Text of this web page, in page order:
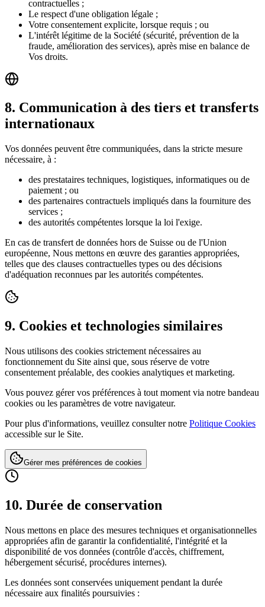
contractuelles ;
Le respect d'une obligation légale ;
Votre consentement explicite, lorsque requis ; ou
L'intérêt légitime de la Société (sécurité, prévention de la
fraude, amélioration des services), après mise en balance de
Vos droits.
8. Communication à des tiers et transferts
internationaux
Vos données peuvent être communiquées, dans la stricte mesure
nécessaire, à :
des prestataires techniques, logistiques, informatiques ou de
paiement ; ou
des partenaires contractuels impliqués dans la fourniture des
services ;
des autorités compétentes lorsque la loi l'exige.
En cas de transfert de données hors de Suisse ou de l'Union
européenne, Nous mettons en œuvre des garanties appropriées,
telles que des clauses contractuelles types ou des décisions
d'adéquation reconnues par les autorités compétentes.
9. Cookies et technologies similaires
Nous utilisons des cookies strictement nécessaires au
fonctionnement du Site ainsi que, sous réserve de votre
consentement préalable, des cookies analytiques et marketing.
Vous pouvez gérer vos préférences à tout moment via notre bandeau
cookies ou les paramètres de votre navigateur.
Pour plus d'informations, veuillez consulter notre Politique Cookies
accessible sur le Site.
Gérer mes préférences de cookies
10. Durée de conservation
Nous mettons en place des mesures techniques et organisationnelles
appropriées afin de garantir la confidentialité, l'intégrité et la
disponibilité de vos données (contrôle d'accès, chiffrement,
hébergement sécurisé, procédures internes).
Les données sont conservées uniquement pendant la durée
nécessaire aux finalités poursuivies :